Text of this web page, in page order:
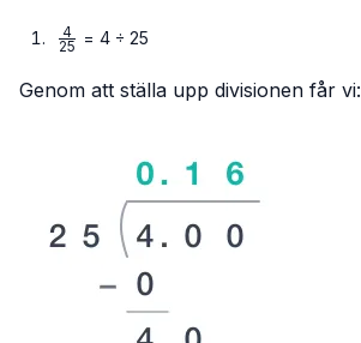
\frac{4}
25
4 = 4 ÷ 25
Genom att ställa upp divisionen får vi: